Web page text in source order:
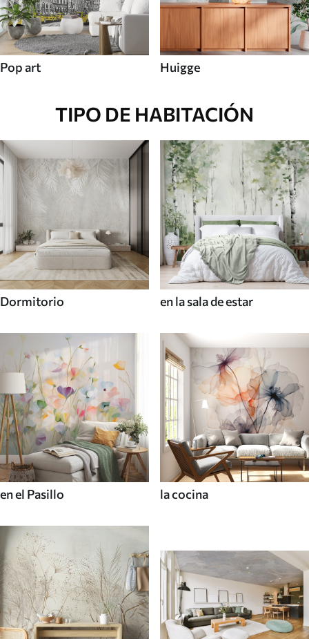
Pop art Huigge
TIPO DE HABITACIÓN
Dormitorio en la sala de estar
en el Pasillo la cocina